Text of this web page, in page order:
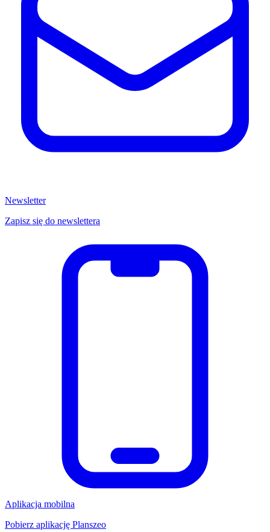
Newsletter
Zapisz się do newslettera
Aplikacja mobilna
Pobierz aplikację Planszeo